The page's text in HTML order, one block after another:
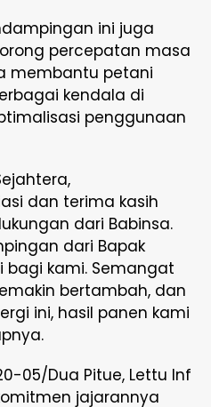
ini juga
percepatan masa
membantu petani
kendala di
penggunaan
dan terima kasih
dari Babinsa.
dari Bapak
bagi kami. Semangat
bertambah, dan
ini, hasil panen kami
05/Dua Pitue, Lettu Inf
jajarannya